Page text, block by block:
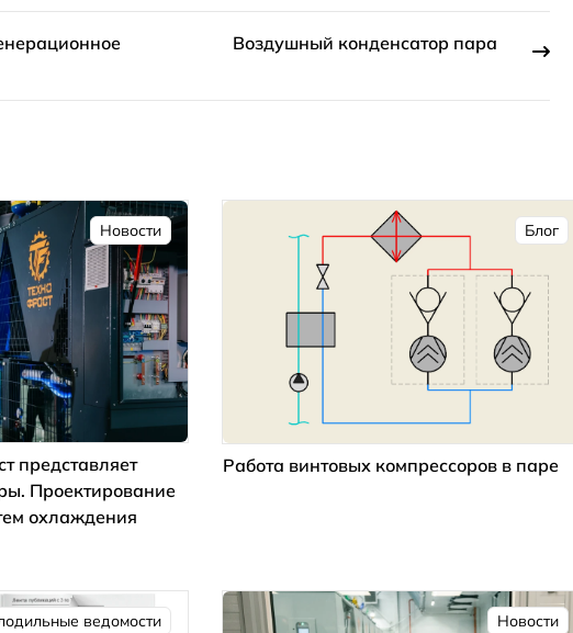
Воздушный конденсатор пара
Новости
представляет
Проектирование
охлаждения
Блог
Работа винтовых компрессоров в паре
ведомости Новости